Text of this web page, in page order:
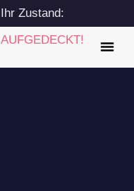
Ihr Zustand:
AUFGEDECKT!